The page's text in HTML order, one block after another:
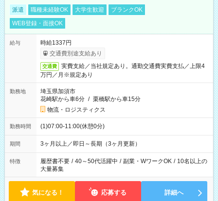
派遣 職種未経験OK 大学生歓迎
ブランクOK
WEB登録・面接OK
給与
時給1337円
交通費別途支給あり
交通費
実費支給／当社規定あり。通勤交通費実費支払／上限4
万円／月※規定あり
勤務地
埼玉県加須市
花崎駅から車6分 / 栗橋駅から車15分
物流・ロジスティクス
勤務時間 (1)07:00-11:00(休憩0分)
期間 3ヶ月以上／即日～長期（3ヶ月更新）
特徴 履歴書不要 / 40～50代活躍中 / 副業・WワークOK / 10名以上の
大量募集
気になる！ 応募する 詳細へ